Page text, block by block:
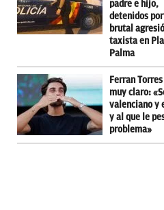
padre e hijo,
detenidos
brutal
taxista en
Palma
Ferran
muy claro:
valenciano y
y al que le
problema»